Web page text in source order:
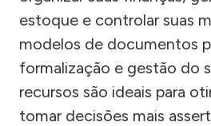
estoque e controlar suas
modelos de documentos
formalização e gestão do
recursos são ideais para
tomar decisões mais